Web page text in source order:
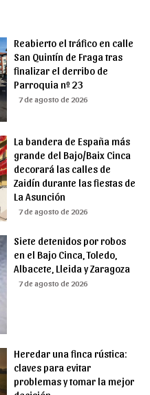
Reabierto el tráfico en calle
San Quintín de Fraga tras
finalizar el derribo de
Parroquia nº 23
7 de agosto de 2026
La bandera de España más
grande del Bajo/Baix Cinca
decorará las calles de
Zaidín durante las fiestas de
La Asunción
7 de agosto de 2026
Siete detenidos por robos
en el Bajo Cinca, Toledo,
Albacete, Lleida y Zaragoza
7 de agosto de 2026
Heredar una finca rústica:
claves para evitar
problemas y tomar la mejor